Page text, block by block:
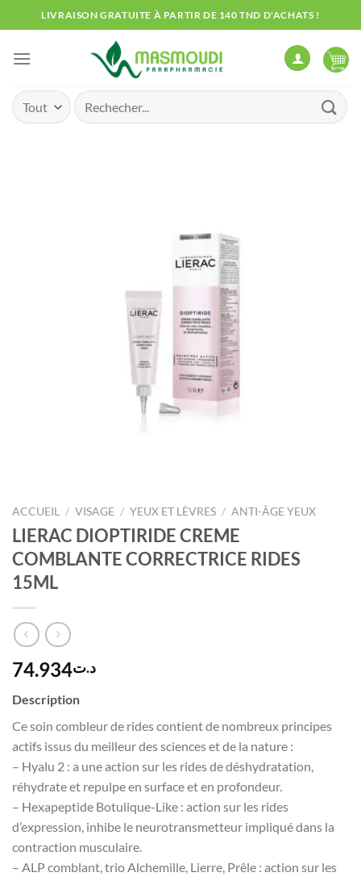
au
contenu
LIVRAISON GRATUITE À PARTIR DE 140 TND D'ACHATS !
Recherche
pour :
ACCUEIL / VISAGE / YEUX ET LÈVRES / ANTI-ÂGE YEUX
LIERAC DIOPTIRIDE CREME
COMBLANTE CORRECTRICE RIDES
15ML
د.ت74.934
Description
Ce soin combleur de rides contient de nombreux principes
actifs issus du meilleur des sciences et de la nature :
– Hyalu 2 : a une action sur les rides de déshydratation,
réhydrate et repulpe en surface et en profondeur.
– Hexapeptide Botulique-Like : action sur les rides
d’expression, inhibe le neurotransmetteur impliqué dans la
contraction musculaire.
– ALP comblant, trio Alchemille, Lierre, Prêle : action sur les